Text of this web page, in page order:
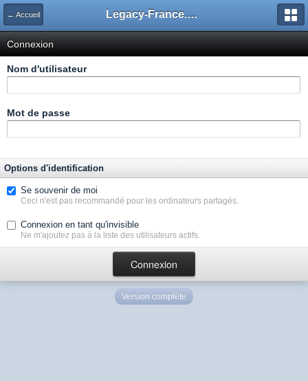
← Accueil Legacy-France.org - Forum
Connexion
Nom d'utilisateur
Mot de passe
Options d'identification
Se souvenir de moi
Ceci n'est pas recommandé pour les ordinateurs partagés.
Connexion en tant qu'invisible
Ne m'ajoutez pas à la liste des utilisateurs actifs.
Version complète